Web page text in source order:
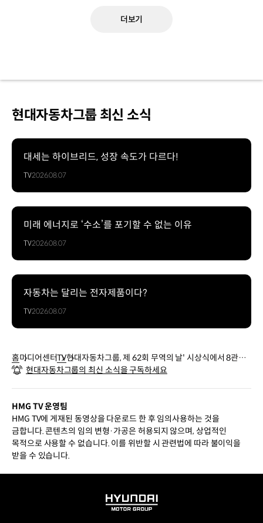
더보기
현대자동차그룹 최신 소식
대세는 하이브리드, 성장 속도가 다르다!
TV2026.08.07
미래 에너지로 ‘수소’를 포기할 수 없는 이유
TV2026.08.07
자동차는 달리는 전자제품이다?
TV2026.08.07
홈미디어센터TV현대자동차그룹, 제 62회 무역의 날' 시상식에서 8관왕
쾌거
현대자동차그룹의 최신 소식을 구독하세요
HMG TV 운영팀
HMG TV에 게재된 동영상을 다운로드 한 후 임의사용하는 것을
금합니다. 콘텐츠의 임의 변형·가공은 허용되지 않으며, 상업적인
목적으로 사용할 수 없습니다. 이를 위반할 시 관련법에 따라 불이익을
받을 수 있습니다.
HYUNDAI